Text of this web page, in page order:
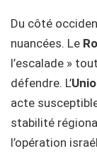
Du côté
nuancées. Le
l’escalade »
défendre. L’
acte
stabilité
l’opération